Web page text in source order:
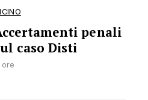
penali
caso Disti
ore